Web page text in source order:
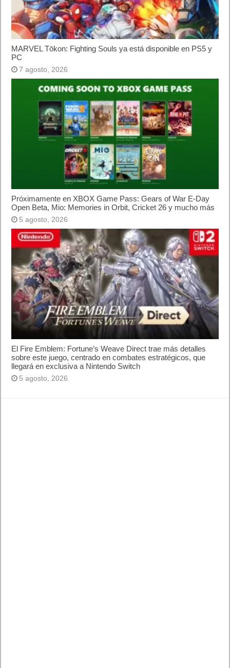
MARVEL Tōkon: Fighting Souls ya está disponible en PS5 y
PC
7 agosto, 2026
Próximamente en XBOX Game Pass: Gears of War E-Day
Open Beta, Mio: Memories in Orbit, Cricket 26 y mucho más
5 agosto, 2026
El Fire Emblem: Fortune’s Weave Direct trae más detalles
sobre este juego, centrado en combates estratégicos, que
llegará en exclusiva a Nintendo Switch
5 agosto, 2026